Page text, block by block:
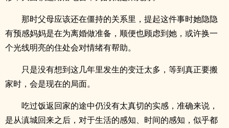
那时父母应该还在僵持的关系里，提起这件事时她隐隐
有预感妈妈是在为离婚做准备，顺便也顾虑到她，或许换一
个光线明亮的住处会对情绪有帮助。
只是没有想到这几年里发生的变迁太多，等到真正要搬
家时，会是现在的局面。
吃过饭返回家的途中仍没有太真切的实感，准确来说，
是从滇城回来之后，对于生活的感知、时间的感知，似乎都